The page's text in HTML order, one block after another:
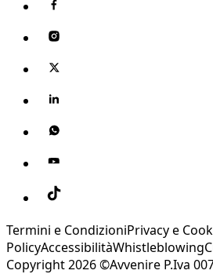
Termini e CondizioniPrivacy e
PolicyAccessibilitàWhistleblowing
Copyright 2026 ©Avvenire P.Iva